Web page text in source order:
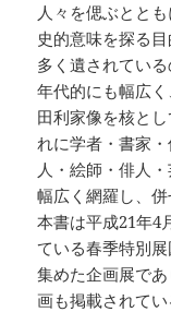
人々を偲ぶとと
史的意味を探る
多く遺されてい
年代的にも幅広
田利家像を核と
れに学者・書家
人・絵師・俳人
幅広く網羅し、併
本書は平成21年4
ている春季特別
集めた企画展で
画も掲載されて